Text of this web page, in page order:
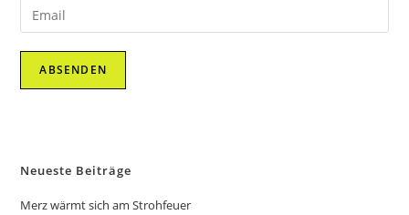
Neueste Beiträge
Merz wärmt sich am Strohfeuer